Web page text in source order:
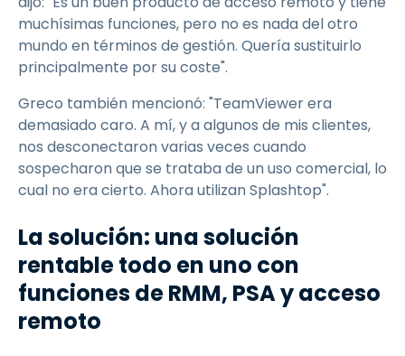
muchísimas funciones, pero no es nada del otro
mundo en términos de gestión. Quería sustituirlo
principalmente por su coste".
Greco también mencionó: "TeamViewer era
demasiado caro. A mí, y a algunos de mis clientes,
nos desconectaron varias veces cuando
sospecharon que se trataba de un uso comercial, lo
cual no era cierto. Ahora utilizan Splashtop".
La solución: una solución
rentable todo en uno con
funciones de RMM, PSA y acceso
remoto